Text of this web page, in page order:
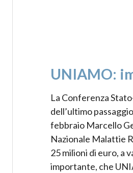
UNIAMO:
La Conferenza
dell’ultimo
febbraio Marcello
Nazionale Malattie
25 milioni di euro, a
importante, che